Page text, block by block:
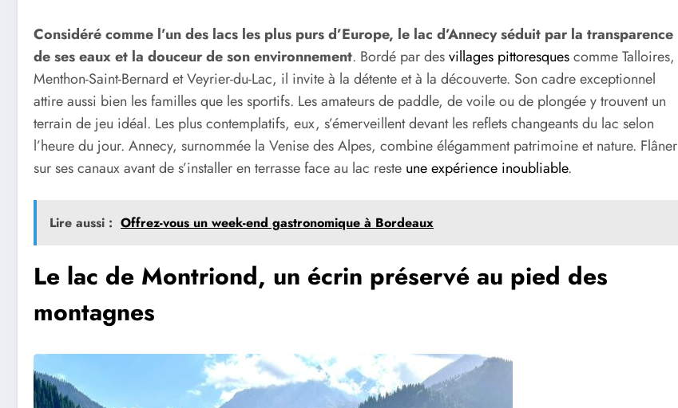
Considéré comme l’un des lacs les plus purs d’Europe, le lac d’Annecy séduit par la transparence
de ses eaux et la douceur de son environnement. Bordé par desvillages pittoresquescomme Talloires,
Menthon-Saint-Bernard et Veyrier-du-Lac, il invite à la détente et à la découverte. Son cadre exceptionnel
attire aussi bien les familles que les sportifs. Les amateurs de paddle, de voile ou de plongée y trouvent un
terrain de jeu idéal. Les plus contemplatifs, eux, s’émerveillent devant les reflets changeants du lac selon
l’heure du jour. Annecy, surnommée la Venise des Alpes, combine élégamment patrimoine et nature. Flâner
sur ses canaux avant de s’installer en terrasse face au lac reste une expérience inoubliable.
Lire aussi : Offrez-vous un week-end gastronomique à Bordeaux
Le lac de Montriond, un écrin préservé au pied des
montagnes